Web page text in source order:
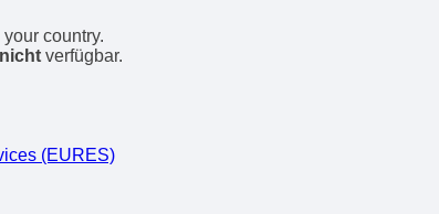
country.
nichtverfügbar.
(EURES)